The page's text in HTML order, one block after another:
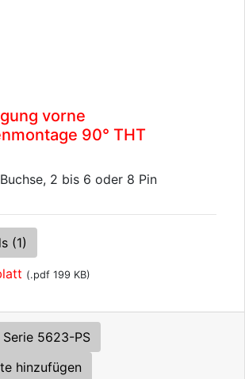
vorne
90° THT
2 bis 6 oder 8 Pin
(1)
(.pdf 199 KB)
5623-PS
hinzufügen